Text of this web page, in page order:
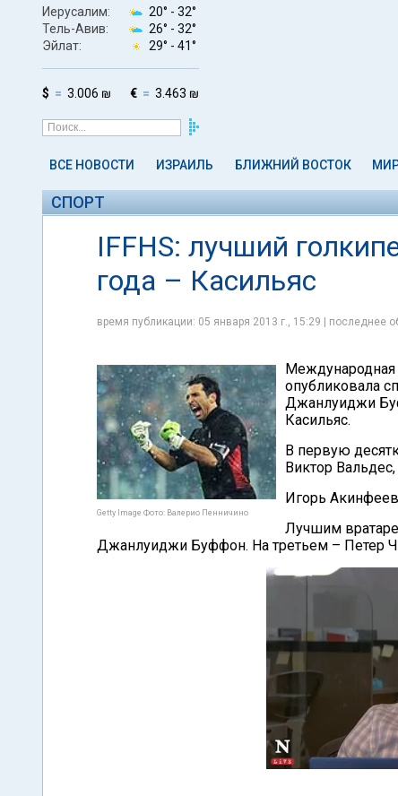
Иерусалим: 20° - 32°
Тель-Авив:
26° - 32°
Эйлат:
29° - 41°
$ 3.006 ₪ € 3.463 ₪
ВСЕ НОВОСТИ ИЗРАИЛЬ БЛИЖНИЙ ВОСТОК
СПОРТ
IFFHS: лучший
года – Касильяс
время публикации: 05 января 2013 г., 15:29 | последнее
Getty Image Фото: Валерио Пенничино
Международная
опубликовала
Джанлуиджи
Касильяс.
В первую
Виктор
Игорь
Лучшим
Джанлуиджи Буффон. На третьем – Петер